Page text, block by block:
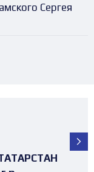
Сергея
"ДНЮ
среди
"ДНЮ